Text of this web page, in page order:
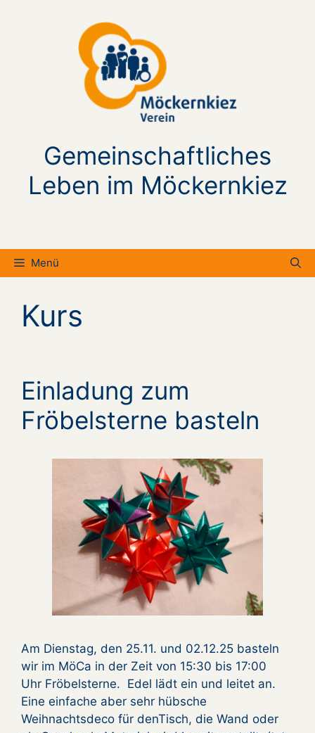
Gemeinschaftliches
Leben im Möckernkiez
Menü
Kurs
Einladung zum
Fröbelsterne basteln
Am Dienstag, den 25.11. und 02.12.25 basteln
wir im MöCa in der Zeit von 15:30 bis 17:00
Uhr Fröbelsterne. Edel lädt ein und leitet an.
Eine einfache aber sehr hübsche
Weihnachtsdeco für denTisch, die Wand oder